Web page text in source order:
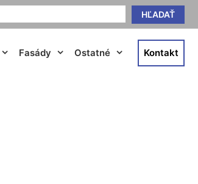
HĽADAŤ
Fasády Ostatné Kontakt